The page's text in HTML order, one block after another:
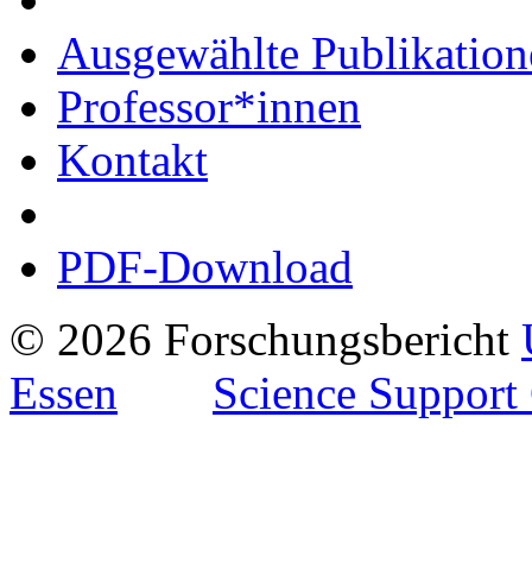
Ausgewählte
Professor*innen
Kontakt
PDF-Download
© 2026 Forschungsbericht
Essen
Science